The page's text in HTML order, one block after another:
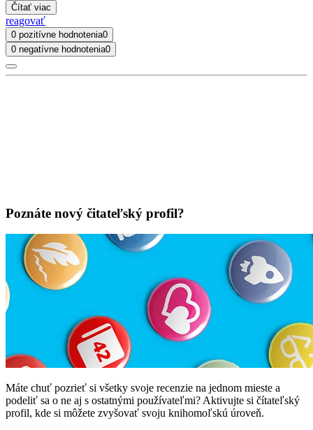
Čítať viac
reagovať
0 pozitívne hodnotenia0
0 negatívne hodnotenia0
Poznáte nový čitateľský profil?
Máte chuť pozrieť si všetky svoje recenzie na jednom mieste a
podeliť sa o ne aj s ostatnými používateľmi? Aktivujte si čítateľský
profil, kde si môžete zvyšovať svoju knihomoľskú úroveň.